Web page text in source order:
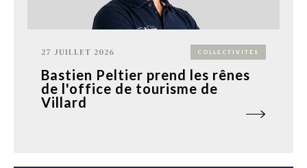
27 JUILLET 2026 COLLECTIVITÉS
Bastien Peltier prend les rênes
de l'office de tourisme de
Villard